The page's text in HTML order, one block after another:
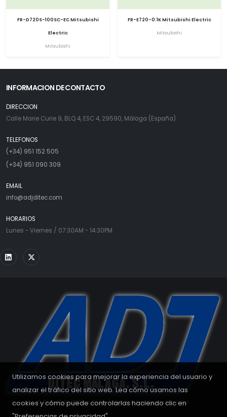
Utilizamos cookies para mejorar la experiencia del usuario y
analizar el tráfico del sitio web. Lea cómo usamos las
cookies y cómo puede controlarlas haciendo clic en
FR-D720S-100SC-EC Mitsubishi
Electric
Mitsubishi
FR-E720-0.1K Mitsubishi Electric
Mitsubishi
INFORMACION DE CONTACTO
DIRECCION
Calle Marie Curie 9, BLQ 4, ESC 4, 29590, Málaga (España)
TELEFONOS
(+34) 951 152 505
(+34) 951 090 309
EMAIL
info@adjditec.com
HORARIOS
Lunes - Viernes / 07:30AM - 14:30PM
© Copyright 2008 - 2026. Todos los derechos reservados.